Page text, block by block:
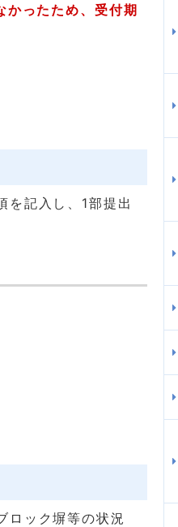
ったため、受付期
を記入し、1部提出
ロック塀等の状況